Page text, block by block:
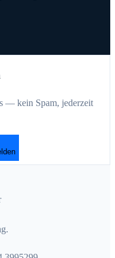
— kein Spam, jederzeit